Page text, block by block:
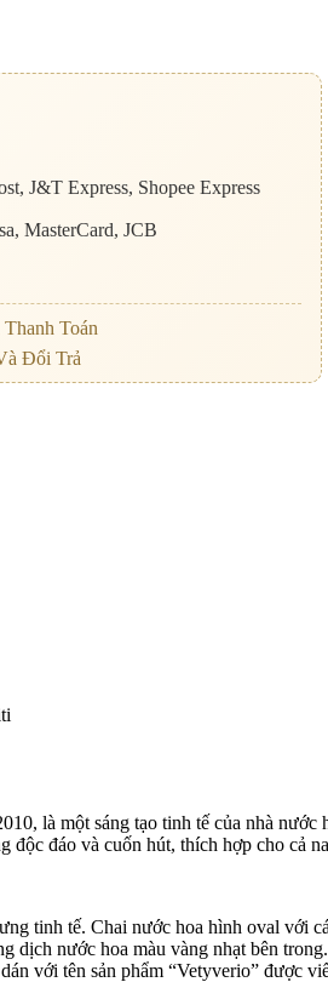
J&T Express, Shopee Express
MasterCard, JCB
Toán
Đổi Trả
là một sáng tạo tinh tế của nhà
độc đáo và cuốn hút, thích hợp cho cả
tinh tế. Chai nước hoa hình oval với
dịch nước hoa màu vàng nhạt bên
với tên sản phẩm “Vetyverio” được